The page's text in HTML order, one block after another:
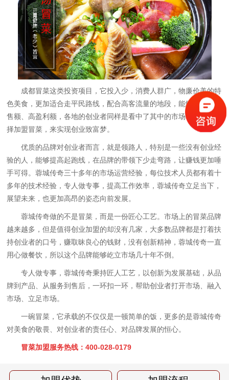
成都冒菜这类投资项目，它投入少，消费人群广，物廉价美的特
色美食，更加适合走平民路线，配合高客流量的地段，能够实现搞销
售额、高盈利额，各地的创业者同样是看中了其中的市场优势，才选
择加盟冒菜，来实现创业致富梦。
优质的品牌对创业者而言，就是领路人，特别是一些没有创业经
验的人，能够提高起跑线，在品牌的带领下少走弯路，让赚钱更加唾
手可得。蓉城传奇三十多年的市场运营经验，每位技术人员都有着十
多年的技术经验，专人做专事，提高工作效率，蓉城传奇立足当下，
展望未来，也更加高昂的姿态向前发展。
蓉城传奇做的不是冒菜，而是一份匠心工艺。市场上的冒菜品牌
越来越多，但是值得创业加盟的却没有几家，大多数品牌都是打着扶
持创业者的口号，赚取昧良心的钱财，没有创新精神，蓉城传奇一直
用心做餐饮，所以这个品牌能够屹立市场几十年不倒。
专人做专事，蓉城传奇秉持匠人工艺，以创新为发展基础，从品
牌到产品、从服务到售后，一环扣一环，帮助创业者打开市场、融入
市场、立足市场。
一碗冒菜，它承载的不仅仅是一顿简单的饭，更多的是蓉城传奇
对美食的敬畏、对创业者的责任心、对品牌发展的恒心。
冒菜加盟服务热线：400-028-0179